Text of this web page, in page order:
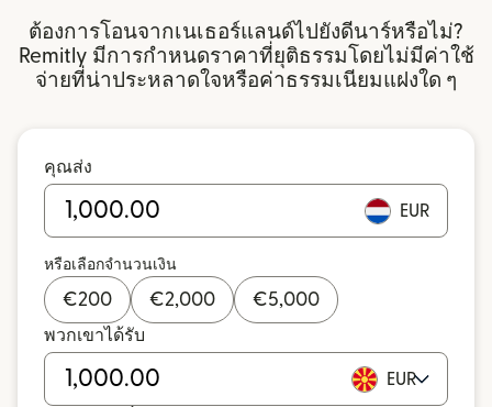
ต้องการโอนจากเนเธอร์แลนด์ไปยังดีนาร์หรือไม่?
Remitly มีการกำหนดราคาที่ยุติธรรมโดยไม่มีค่าใช้
จ่ายที่น่าประหลาดใจหรือค่าธรรมเนียมแฝงใด ๆ
คุณส่ง
EUR
หรือเลือกจำนวนเงิน
€200 €2,000 €5,000
พวกเขาได้รับ
EUR